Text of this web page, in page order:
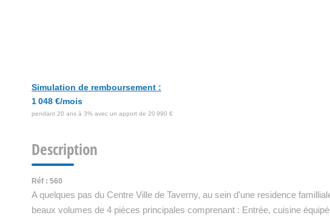
Simulation de remboursement :
1 048 €/mois
pendant 20 ans à 3% avec un apport de 20 990 €
Description
Réf : 560
A quelques pas du Centre Ville de Taverny, au sein d'une residence
beaux volumes de 4 pièces principales comprenant : Entrée, cuisine